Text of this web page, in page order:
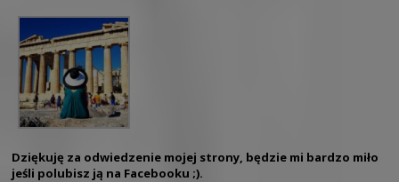
Dziękuję za odwiedzenie mojej strony, będzie mi bardzo miło
jeśli polubisz ją na Facebooku ;).